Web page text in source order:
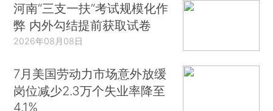
河南“三支一扶”考试规模化作
弊 内外勾结提前获取试卷
2026年08月08日
7月美国劳动力市场意外放缓
岗位减少2.3万个失业率降至
4.1%